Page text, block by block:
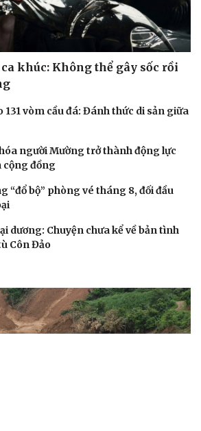
ca khúc: Không thể gây sốc rồi
131 vòm cầu đá: Đánh thức di sản giữa
người Mường trở thành động lực
cộng đồng
“đổ bộ” phòng vé tháng 8, đối đầu
dương: Chuyện chưa kể về bản tình
Côn Đảo